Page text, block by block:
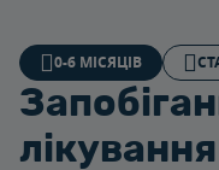
0-6 МІСЯЦІВ
лiкування